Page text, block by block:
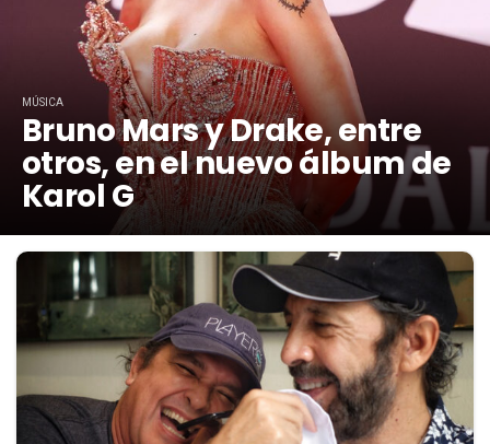
MÚSICA
Bruno Mars y Drake, entre
otros, en el nuevo álbum de
Karol G